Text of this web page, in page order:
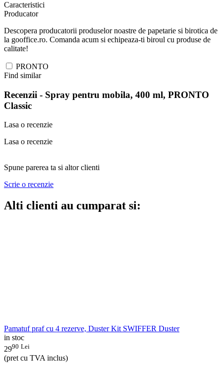
Caracteristici
Producator
Descopera producatorii produselor noastre de papetarie si birotica de
la gooffice.ro. Comanda acum si echipeaza-ti biroul cu produse de
calitate!
PRONTO
Find similar
Recenzii - Spray pentru mobila, 400 ml, PRONTO
Classic
Lasa o recenzie
Lasa o recenzie
Spune parerea ta si altor clienti
Scrie o recenzie
Alti clienti au cumparat si:
Pamatuf praf cu 4 rezerve, Duster Kit SWIFFER Duster
in stoc
2990 Lei
(pret cu TVA inclus)